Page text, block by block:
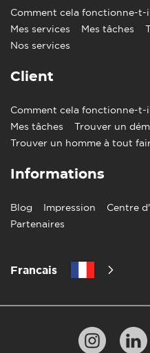
Comment cela fonctionne-t-
Mes services
Mes tâches
Nos services
Client
Comment cela fonctionne-t-
Mes tâches
Trouver un
Trouver un homme à tout
Informations
Blog Impression Centre
Partenaires
Francais